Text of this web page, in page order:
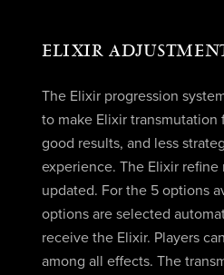
ELIXIR
The Elixir progression
to make Elixir transmutation
good results, and less
experience. The Elixir refine
updated. For the 5 options
options are selected
receive the Elixir. Players
among all effects. The